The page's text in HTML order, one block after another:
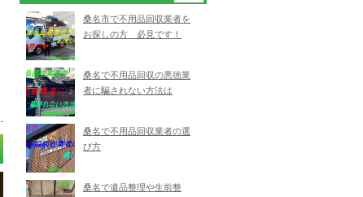
桑名市で不用品回収業者を
お探しの方 必見です！
桑名で不用品回収の悪徳業
者に騙されない方法は
桑名で不用品回収業者の選
び方
桑名で遺品整理や生前整